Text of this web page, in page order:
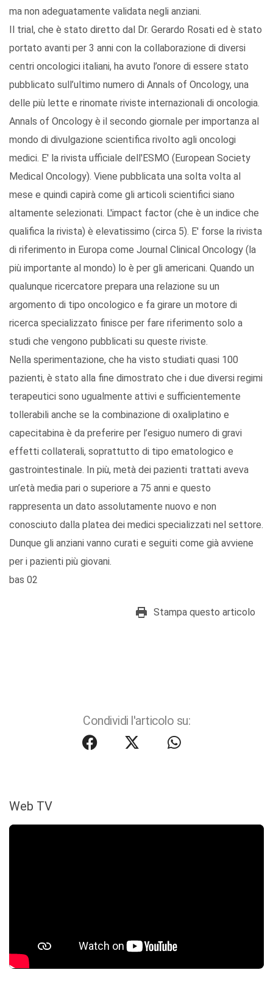
ma non adeguatamente validata negli anziani.
Il trial, che è stato diretto dal Dr. Gerardo Rosati ed è stato
portato avanti per 3 anni con la collaborazione di diversi
centri oncologici italiani, ha avuto l’onore di essere stato
pubblicato sull’ultimo numero di Annals of Oncology, una
delle più lette e rinomate riviste internazionali di oncologia.
Annals of Oncology è il secondo giornale per importanza al
mondo di divulgazione scientifica rivolto agli oncologi
medici. E' la rivista ufficiale dell'ESMO (European Society
Medical Oncology). Viene pubblicata una solta volta al
mese e quindi capirà come gli articoli scientifici siano
altamente selezionati. L'impact factor (che è un indice che
qualifica la rivista) è elevatissimo (circa 5). E' forse la rivista
di riferimento in Europa come Journal Clinical Oncology (la
più importante al mondo) lo è per gli americani. Quando un
qualunque ricercatore prepara una relazione su un
argomento di tipo oncologico e fa girare un motore di
ricerca specializzato finisce per fare riferimento solo a
studi che vengono pubblicati su queste riviste.
Nella sperimentazione, che ha visto studiati quasi 100
pazienti, è stato alla fine dimostrato che i due diversi regimi
terapeutici sono ugualmente attivi e sufficientemente
tollerabili anche se la combinazione di oxaliplatino e
capecitabina è da preferire per l’esiguo numero di gravi
effetti collaterali, soprattutto di tipo ematologico e
gastrointestinale. In più, metà dei pazienti trattati aveva
un’età media pari o superiore a 75 anni e questo
rappresenta un dato assolutamente nuovo e non
conosciuto dalla platea dei medici specializzati nel settore.
Dunque gli anziani vanno curati e seguiti come già avviene
per i pazienti più giovani.
bas 02
Stampa questo articolo
Condividi l'articolo su:
Web TV